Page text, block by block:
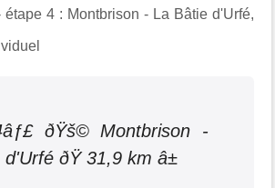
étape 4 : Montbrison - La Bâtie d'Urfé,
ðŸš© Montbrison -
ðŸ 31,9 km â±